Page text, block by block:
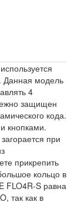
Данная модель
4
защищен
кода.
кнопками.
при
прикрепить
кольцо в
FLO4R-S равна
так как в